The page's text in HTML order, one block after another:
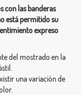
con las banderas
está permitido su
expreso
del mostrado en la
una variación de